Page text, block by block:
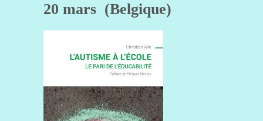
20 mars (Belgique)